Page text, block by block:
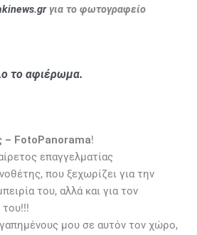
για το φωτογραφείο
το αφιέρωμα.
– FotoPanorama!
επαγγελματίας
που ξεχωρίζει για την
του, αλλά και για τον
του!!!
μου σε αυτόν τον χώρο,